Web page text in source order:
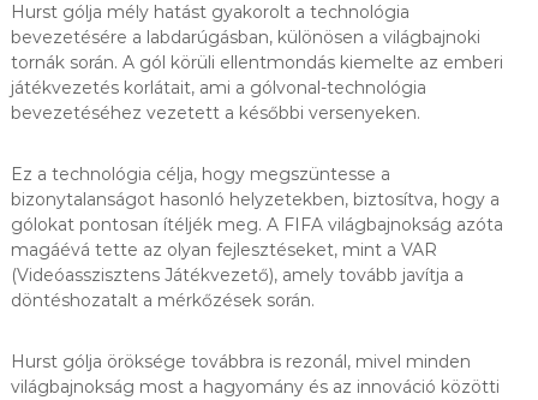
Hurst gólja mély hatást gyakorolt a technológia
bevezetésére a labdarúgásban, különösen a világbajnoki
tornák során. A gól körüli ellentmondás kiemelte az emberi
játékvezetés korlátait, ami a gólvonal-technológia
bevezetéséhez vezetett a későbbi versenyeken.
Ez a technológia célja, hogy megszüntesse a
bizonytalanságot hasonló helyzetekben, biztosítva, hogy a
gólokat pontosan ítéljék meg. A FIFA világbajnokság azóta
magáévá tette az olyan fejlesztéseket, mint a VAR
(Videóasszisztens Játékvezető), amely tovább javítja a
döntéshozatalt a mérkőzések során.
Hurst gólja öröksége továbbra is rezonál, mivel minden
világbajnokság most a hagyomány és az innováció közötti